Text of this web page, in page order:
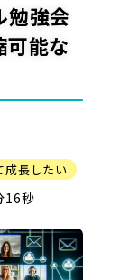
勉強会
可能な
成長したい
16秒